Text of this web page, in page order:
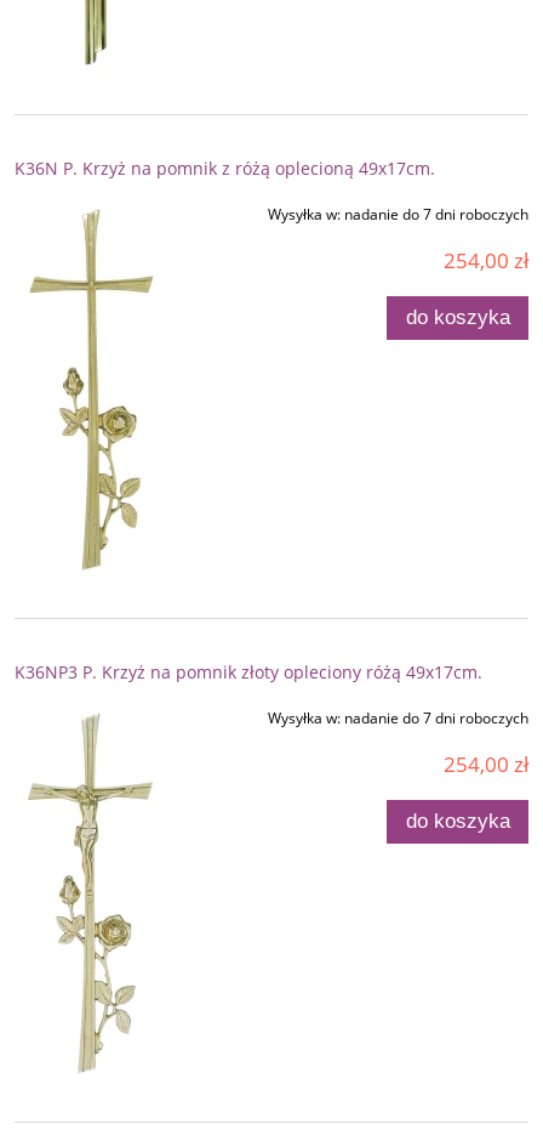
K36N P. Krzyż na pomnik z różą oplecioną 49x17cm.
Wysyłka w: nadanie do 7 dni roboczych
254,00 zł
do koszyka
K36NP3 P. Krzyż na pomnik złoty opleciony różą 49x17cm.
Wysyłka w: nadanie do 7 dni roboczych
254,00 zł
do koszyka